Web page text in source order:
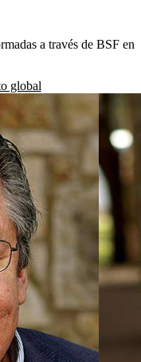
a través de BSF en
global